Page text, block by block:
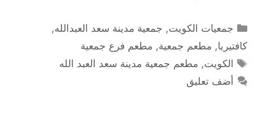
التصنيفات
جمعيات الكويت, جمعية مدينة سعد العبدالله,
كافتيريا, مطعم جمعية, مطعم فرع جمعية
الوسوم
الكويت, مطعم جمعية مدينة سعد العبد الله
أضف تعليق